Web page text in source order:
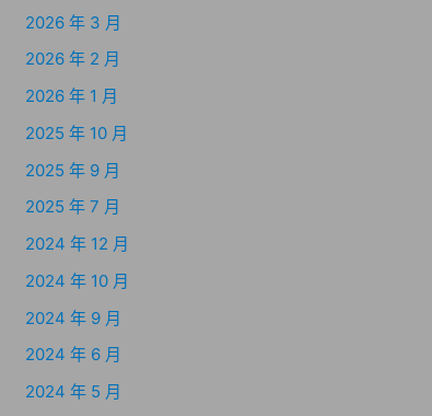
2026 年 3 月
2026 年 2 月
2026 年 1 月
2025 年 10 月
2025 年 9 月
2025 年 7 月
2024 年 12 月
2024 年 10 月
2024 年 9 月
2024 年 6 月
2024 年 5 月